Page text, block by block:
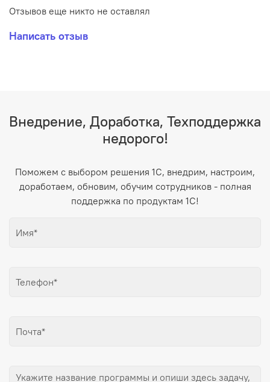
Отзывов еще никто не оставлял
Написать отзыв
Внедрение, Доработка, Техподдержка
недорого!
Поможем с выбором решения 1С, внедрим, настроим,
доработаем, обновим, обучим сотрудников - полная
поддержка по продуктам 1С!